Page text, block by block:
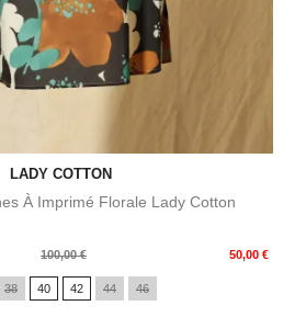
LADY COTTON
À Imprimé Florale Lady Cotton
100,00 € 50,00 €
38 40 42 44 46